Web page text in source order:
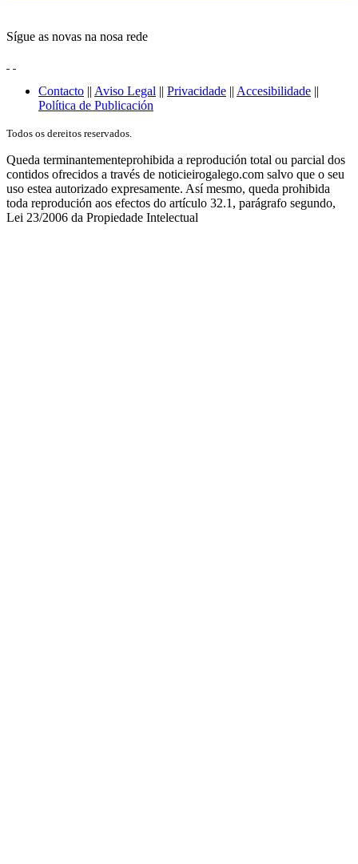
Sígue as novas na nosa rede
Contacto || Aviso Legal || Privacidade || Accesibilidade ||
Política de Publicación
Todos os dereitos reservados.
Queda terminantementeprohibida a reprodución total ou parcial dos
contidos ofrecidos a través de noticieirogalego.com salvo que o seu
uso estea autorizado expresamente. Así mesmo, queda prohibida
toda reprodución aos efectos do artículo 32.1, parágrafo segundo,
Lei 23/2006 da Propiedade Intelectual